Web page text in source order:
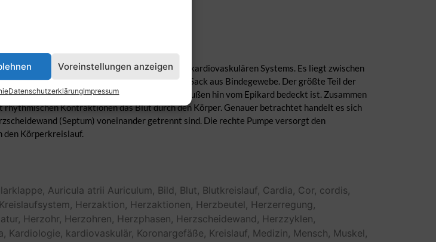
Voreinstellungen anzeigen
DatenschutzerklärungImpressum
Organ des Blutkreislaufs und ein Teil des kardiovaskulären Systems. Es liegt zwischen
sich im Herzbeutel (Pericardium), ein Sack aus Bindegewebe. Der größte Teil der
hin mit Endokard ausgekleidet und nach außen hin vom Epikard bedeckt ist. Zusammen
Kontraktionen das Blut durch den Körper. Genauer betrachtet handelt es sich
(Septum) voneinander getrennt sind. Die rechte Pumpe versorgt den
den Körperkreislauf.
Auricula atrii Auriculum, Bild, Blut, Blutkreislauf, Cardia, Cor, cordis,
Herzaktion, Herzaktionen, Herzbeutel, Herzerregung,
Herzohr, Herzohren, Herzphasen, Herzscheidewand, Herzzyklen,
Kardiologie, kardiovaskulär, Koronargefäße, Kreislauf, Medizin, Mensch, Muskel,